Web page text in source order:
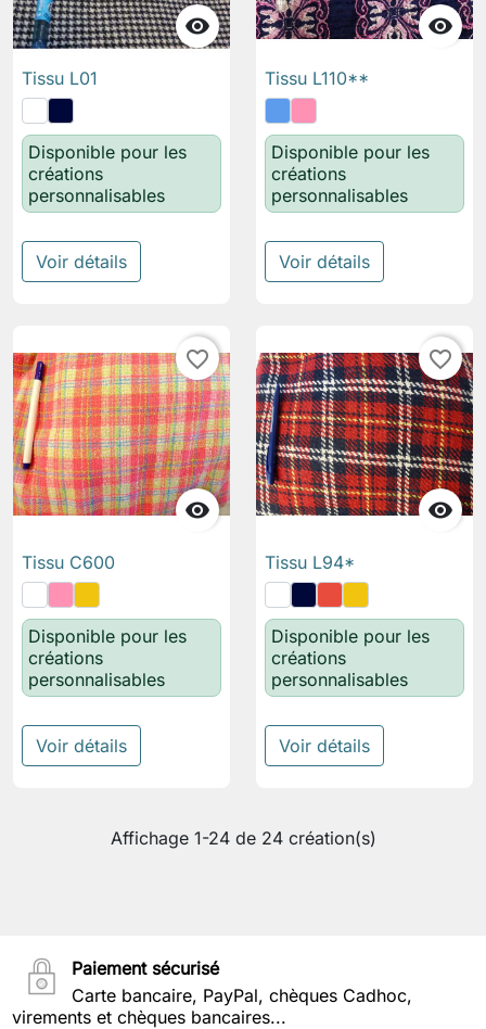

Tissu L01
Disponible pour les
créations
personnalisables
Voir détails

Tissu L110**
Disponible pour les
créations
personnalisables
Voir détails

favorite_border
Tissu C600
Disponible pour les
créations
personnalisables
Voir détails

favorite_border
Tissu L94*
Disponible pour les
créations
personnalisables
Voir détails
Affichage 1-24 de 24 création(s)
Paiement sécurisé
Carte bancaire, PayPal, chèques Cadhoc,
virements et chèques bancaires...